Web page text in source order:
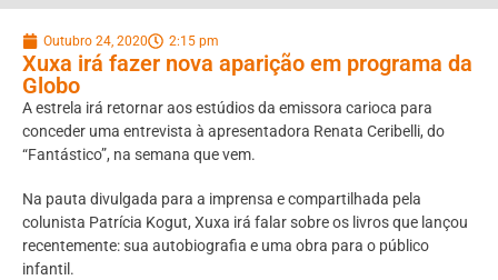
Outubro 24, 2020 2:15 pm
Xuxa irá fazer nova aparição em programa da
Globo
A estrela irá retornar aos estúdios da emissora carioca para
conceder uma entrevista à apresentadora Renata Ceribelli, do
“Fantástico”, na semana que vem.
Na pauta divulgada para a imprensa e compartilhada pela
colunista Patrícia Kogut, Xuxa irá falar sobre os livros que lançou
recentemente: sua autobiografia e uma obra para o público
infantil.